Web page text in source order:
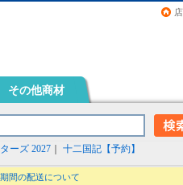
その他商材
ーズ 2027 十二国記【予約】
間の配送について